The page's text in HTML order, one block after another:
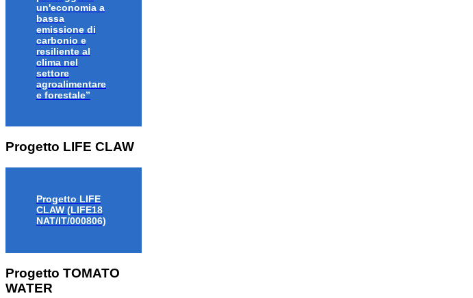
un'economia a
bassa
emissione di
carbonio e
resiliente al
clima nel
settore
agroalimentare
e forestale”
Progetto LIFE CLAW
Progetto LIFE
CLAW (LIFE18
NAT/IT/000806)
Progetto TOMATO
WATER